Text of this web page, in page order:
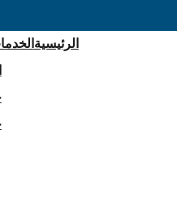
الرئيسية